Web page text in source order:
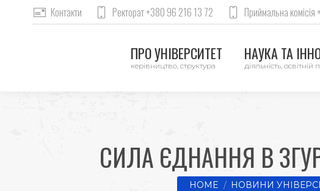
Контакти Ректорат +380 96 216 13 72 Приймальна
ПРО УНІВЕРСИТЕТ
керівництво, структура
НАУКА ТА
діяльність, освітній
СИЛА ЄДНАННЯ В
You are here:
HOME НОВИНИ